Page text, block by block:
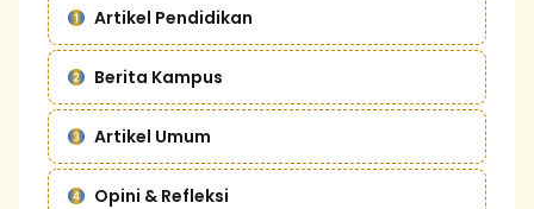
Artikel Pendidikan
Berita Kampus
Artikel Umum
Opini & Refleksi